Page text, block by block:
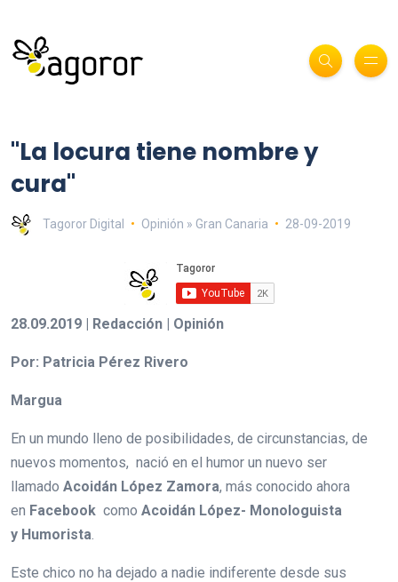
"La locura tiene nombre y
cura"
Tagoror Digital Opinión » Gran Canaria 28-09-2019
28.09.2019 | Redacción | Opinión
Por: Patricia Pérez Rivero
Margua
En un mundo lleno de posibilidades, de circunstancias, de
nuevos momentos, nació en el humor un nuevo ser
llamado Acoidán López Zamora, más conocido ahora
en Facebook como Acoidán López- Monologuista
y Humorista.
Este chico no ha dejado a nadie indiferente desde sus